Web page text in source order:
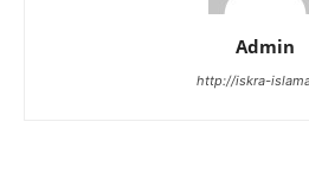
Admin
http://iskra-